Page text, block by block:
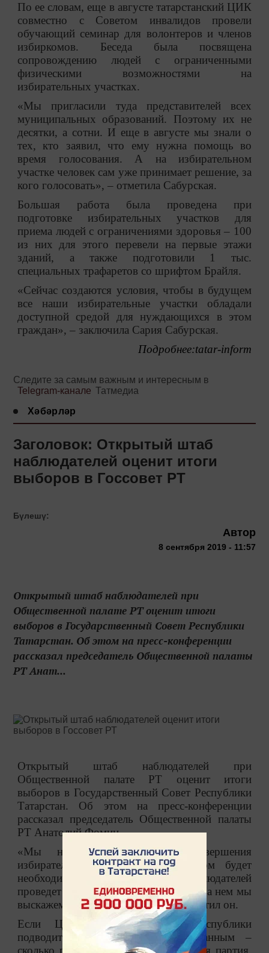
По ее словам, еще в августе татарстанский ЦИК
совместно с Советом инвалидов провели
обучающий семинар для волонтеров и членов
избиркомов. Беседа была посвящена
сопровождению людей с ограниченными
физическими возможностями на
избирательных участках.
«Мы пригласили туда представителей всех
муниципальных образований. Поэтому их не
десятки, а сотни. И еще в августе мы знали о
тех, кто заявил, что ему нужна помощь во
время голосования. А на избирательном
участке человек сам уже принимает решение, за
кого голосовать», – отметила Сабурская.
Большая работа была проведена при
подготовке избирательных участков для
приема людей с ограничениями здоровья– 100
из них для этого перевели на первые этажи
зданий, а также подготовили 1 тыс.
специальных трафаретов со шрифтом Брайля.
«Сейчас создаются условия, чтобы в будущем
все наши избирательные участки обладали
доступной средой для нуждающихся в этом
граждан», – заключила Сария Сабурская.
Подробнее:tatar-inform
Следите за самым важным и интересным в
Telegram-канале Татмедиа
Хәбәрләр
Заголовок: Открытый штаб
наблюдателей оценит итоги
выборов в Госсовет РТ
Бүлешү:
Автор
8 сентября 2019 - 11:57
Открытый штаб наблюдателей при
Общественной палате РТ оценит итоги
выборов в Государственный Совет Республики
Татарстан. Об этом на пресс-конференции
рассказал председатель Общественной палаты
РТ Анат...
Открытый штаб наблюдателей при
Общественной палате РТ оценит итоги
выборов в Государственный Совет Республики
Татарстан. Об этом на пресс-конференции
рассказал председатель Общественной палаты
РТ Анатолий Фомин.
«Мы надеемся, что после завершения
избирательного цикла, если в этом будет
необходимость, Открытый штаб наблюдателей
проведет заключительное заседание. На нем мы
выскажем свою точку зрения»,–отметил он.
Если Центральный избирком республики
подводит итоги по цифровым данным –
сколько голосов получила та или иная партия,